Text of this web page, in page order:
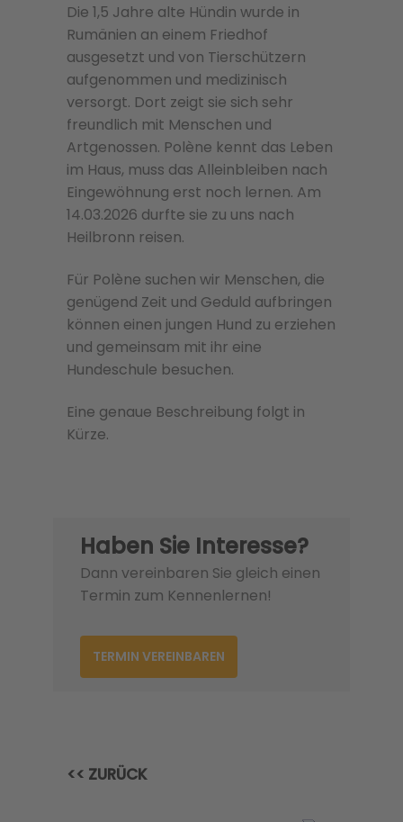
Die 1,5 Jahre alte Hündin wurde in
Rumänien an einem Friedhof
ausgesetzt und von Tierschützern
aufgenommen und medizinisch
versorgt. Dort zeigt sie sich sehr
freundlich mit Menschen und
Artgenossen. Polène kennt das Leben
im Haus, muss das Alleinbleiben nach
Eingewöhnung erst noch lernen. Am
14.03.2026 durfte sie zu uns nach
Heilbronn reisen.
Für Polène suchen wir Menschen, die
genügend Zeit und Geduld aufbringen
können einen jungen Hund zu erziehen
und gemeinsam mit ihr eine
Hundeschule besuchen.
Eine genaue Beschreibung folgt in
Kürze.
Haben Sie Interesse?
Dann vereinbaren Sie gleich einen
Termin zum Kennenlernen!
TERMIN VEREINBAREN
<< ZURÜCK